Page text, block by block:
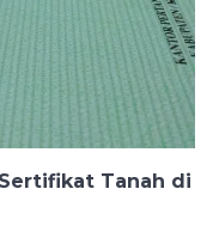
Tanah di